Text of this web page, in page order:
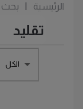
الرئيسية بحث
الكل